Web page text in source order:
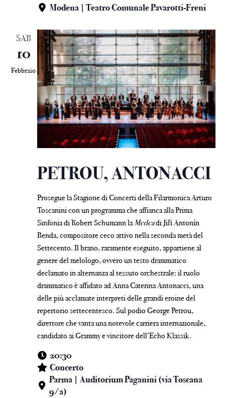
Modena | Teatro Comunale Pavarotti-Freni
SAB
10
Febbraio
PETROU, ANTONACCI
Prosegue la Stagione di Concerti della Filarmonica Arturo
Toscanini con un programma che affianca alla Prima
Sinfonia di Robert Schumann laMedeadi Jiří Antonín
Benda, compositore ceco attivo nella seconda metà del
Settecento. Il brano, raramente eseguito, appartiene al
genere del melologo, ovvero un testo drammatico
declamato in alternanza al tessuto orchestrale: il ruolo
drammatico è affidato ad Anna Caterina Antonacci, una
delle più acclamate interpreti delle grandi eroine del
repertorio settecentesco. Sul podio George Petrou,
direttore che vanta una notevole carriera internazionale,
candidato ai Grammy e vincitore dell’Echo Klassik.
20:30
Concerto
Parma | Auditorium Paganini (via Toscana
9/a)